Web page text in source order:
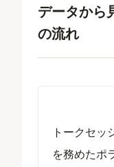
データから
の流れ
トークセッ
を務めたポ